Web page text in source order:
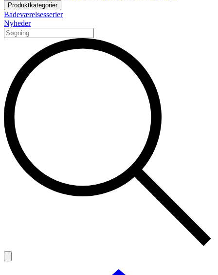
Produktkategorier
Badeværelsesserier
Nyheder